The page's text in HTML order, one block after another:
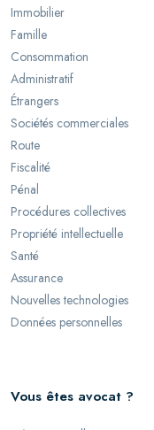
Immobilier
Famille
Consommation
Administratif
Étrangers
Sociétés commerciales
Route
Fiscalité
Pénal
Procédures collectives
Propriété intellectuelle
Santé
Assurance
Nouvelles technologies
Données personnelles
Vous êtes avocat ?